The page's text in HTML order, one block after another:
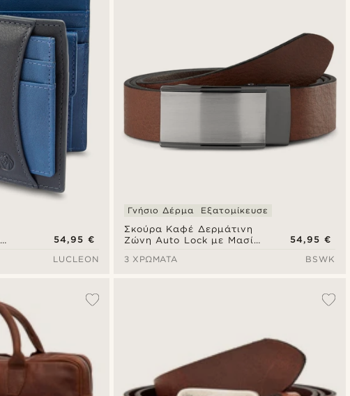
54,95 €
LUCLEON
Σκούρα Καφέ Δερμάτινη
Ζώνη Auto Lock με Μασίφ
Γνήσιο Δέρμα Εξατομίκευσε
54,95 €
3 ΧΡΏΜΑΤΑ
BSWK